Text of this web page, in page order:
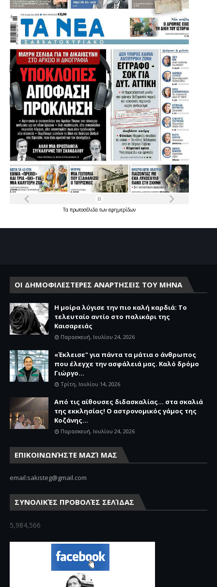
Τα πρωτοσέλιδατων εφημερίδων
ΟΙ ΔΗΜΟΦΙΛΕΣΤΕΡΕΣ ΑΝΑΡΤΗΣΕΙΣ ΤΟΥ ΜΗΝΑ
Η μοίρα λύγισε την πιο καλή καρδιά: Το
τελευταίο αντίο στο παλικάρι της
Καισαρειάς
Παρασκευή, Ιουλίου 24, 2026
«Έκλεισε" για πάντα τα μάτια ο άνθρωπος
που έλεγχε την ασφάλειά μας. Καλό δρόμο
Γιώργο...
Τρίτη, Ιουλίου 14, 2026
Από τις αίθουσες διδασκαλίας… στα σκαλιά
της εκκλησίας! Ο αστρονομικός γάμος της
Κοζάνης...
Παρασκευή, Ιουλίου 24, 2026
ΕΠΙΚΟΙΝΩΝΉΣΤΕ ΜΑΖΊ ΜΑΣ
email:sakisteg@gmail.com
ΣΥΝΟΛΙΚΈΣ ΠΡΟΒΟΛΈΣ ΣΕΛΊΔΑΣ
5,984,566